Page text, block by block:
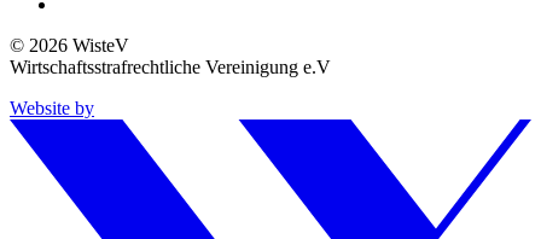
© 2026 WisteV
Wirtschaftsstrafrechtliche Vereinigung e.V
Website by